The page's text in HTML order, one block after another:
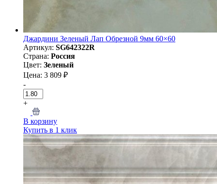
Джардини Зеленый Лап Обрезной 9мм 60×60
Артикул: SG642322R
Страна: Россия
Цвет: Зеленый
Цена: 3 809 ₽
-
+
В корзину
Купить в 1 клик